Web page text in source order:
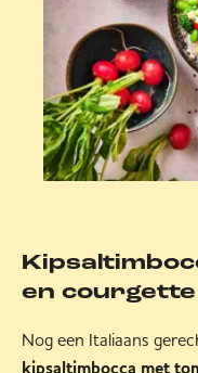
en courgette
Nog een Italiaans